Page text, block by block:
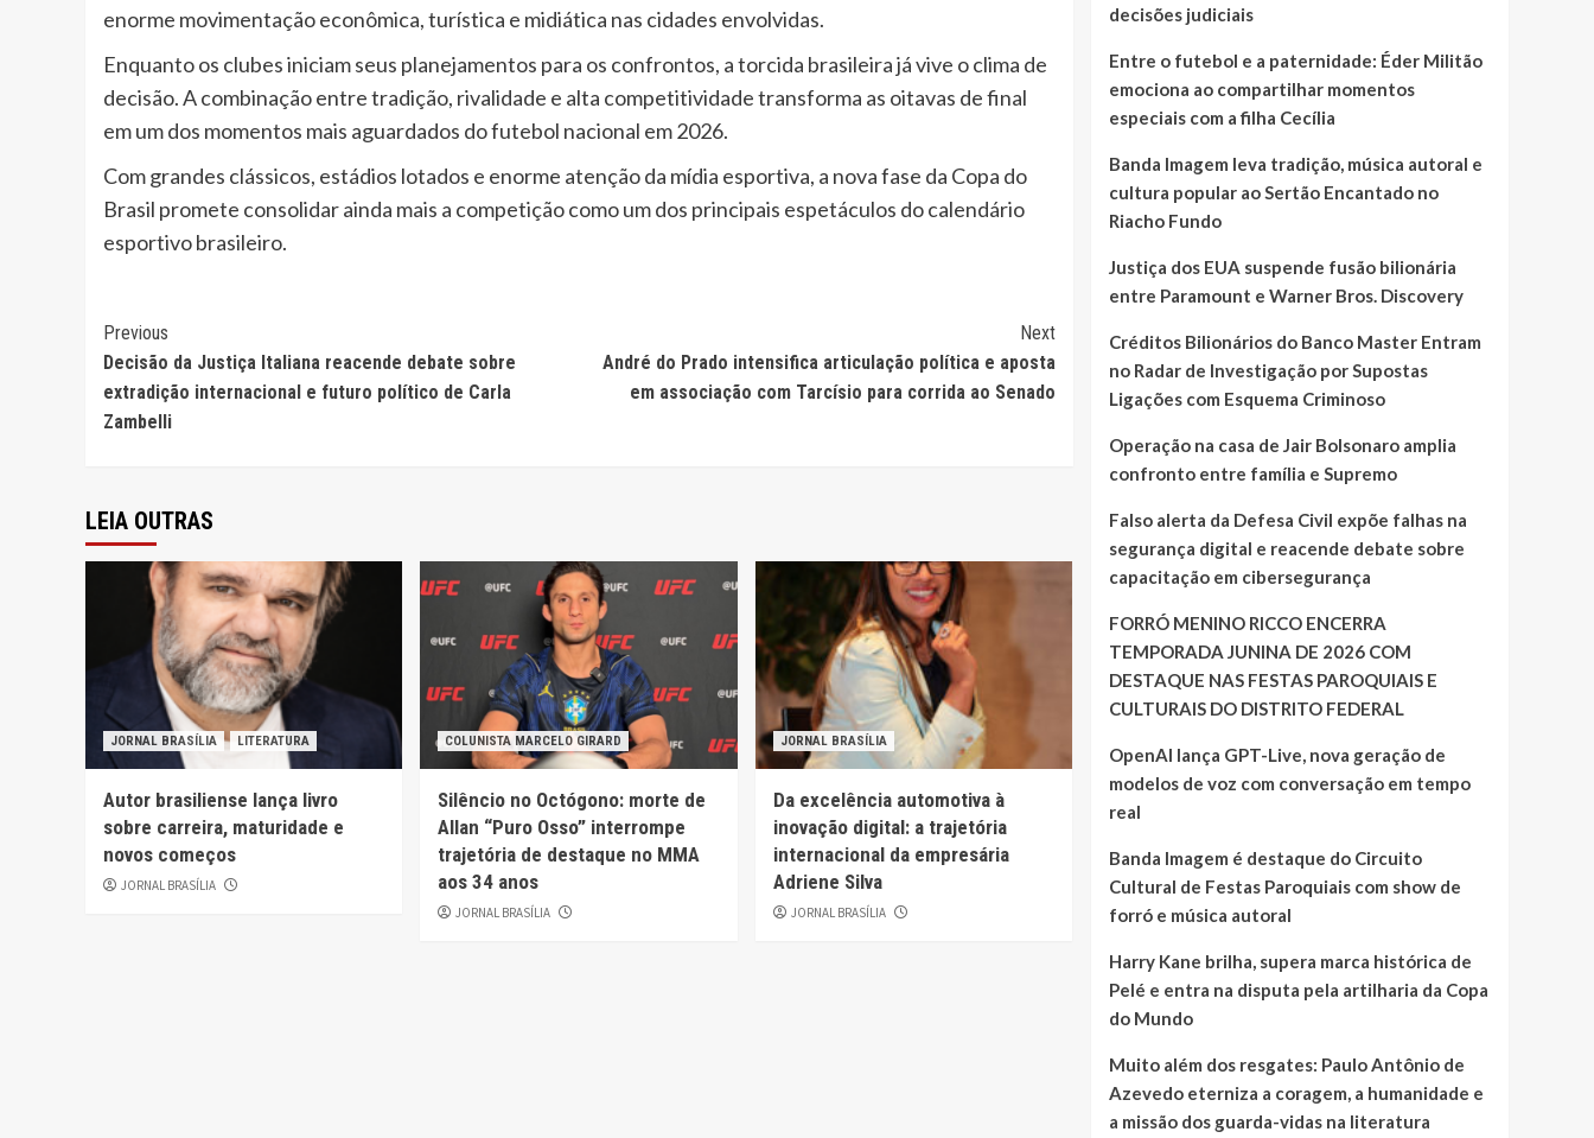
enorme movimentação econômica, turística e midiática nas cidades envolvidas.
Enquanto os clubes iniciam seus planejamentos para os confrontos, a torcida brasileira já vive o clima de
decisão. A combinação entre tradição, rivalidade e alta competitividade transforma as oitavas de final
em um dos momentos mais aguardados do futebol nacional em 2026.
Com grandes clássicos, estádios lotados e enorme atenção da mídia esportiva, a nova fase da Copa do
Brasil promete consolidar ainda mais a competição como um dos principais espetáculos do calendário
esportivo brasileiro.
Continue
Reading
Previous
Decisão da Justiça Italiana reacende debate sobre
extradição internacional e futuro político de Carla
Zambelli
Next
André do Prado intensifica articulação política e aposta
em associação com Tarcísio para corrida ao Senado
LEIA OUTRAS
JORNAL BRASÍLIA LITERATURA
Autor brasiliense lança livro
sobre carreira, maturidade e
novos começos
JORNAL BRASÍLIA
COLUNISTA MARCELO GIRARD
Silêncio no Octógono: morte de
Allan “Puro Osso” interrompe
trajetória de destaque no MMA
aos 34 anos
JORNAL BRASÍLIA
JORNAL BRASÍLIA
Da excelência automotiva à
inovação digital: a trajetória
internacional da empresária
Adriene Silva
JORNAL BRASÍLIA
decisões judiciais
Entre o futebol e a paternidade: Éder Militão
emociona ao compartilhar momentos
especiais com a filha Cecília
Banda Imagem leva tradição, música autoral e
cultura popular ao Sertão Encantado no
Riacho Fundo
Justiça dos EUA suspende fusão bilionária
entre Paramount e Warner Bros. Discovery
Créditos Bilionários do Banco Master Entram
no Radar de Investigação por Supostas
Ligações com Esquema Criminoso
Operação na casa de Jair Bolsonaro amplia
confronto entre família e Supremo
Falso alerta da Defesa Civil expõe falhas na
segurança digital e reacende debate sobre
capacitação em cibersegurança
FORRÓ MENINO RICCO ENCERRA
TEMPORADA JUNINA DE 2026 COM
DESTAQUE NAS FESTAS PAROQUIAIS E
CULTURAIS DO DISTRITO FEDERAL
OpenAI lança GPT-Live, nova geração de
modelos de voz com conversação em tempo
real
Banda Imagem é destaque do Circuito
Cultural de Festas Paroquiais com show de
forró e música autoral
Harry Kane brilha, supera marca histórica de
Pelé e entra na disputa pela artilharia da Copa
do Mundo
Muito além dos resgates: Paulo Antônio de
Azevedo eterniza a coragem, a humanidade e
a missão dos guarda-vidas na literatura